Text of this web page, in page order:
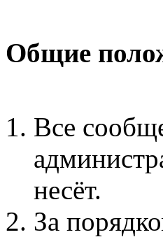
Общие
Все
несёт.
За